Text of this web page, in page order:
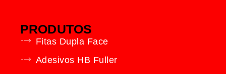
PRODUTOS
Fitas Dupla Face
Adesivos HB Fuller